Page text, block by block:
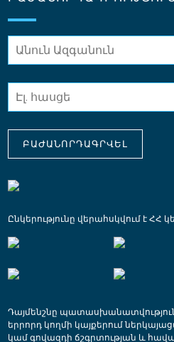
ԲԱԺԱՆՈՐԴԱԳՐՎԵԼ
Ընկերությունը վերահսկվում է
Դայմենշնը պատասխանատվություն
երրորդ կողմի կայքերում
կամ գովազդի ճշգրտության և